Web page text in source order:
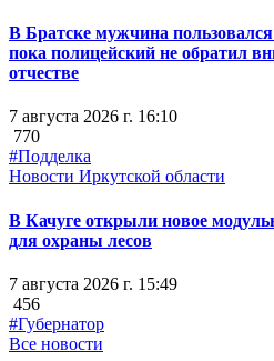
В Братске мужчина
пока полицейский не обратил
отчестве
7 августа 2026 г. 16:10
770
#Подделка
Новости Иркутской области
В Качуге открыли новое
для охраны лесов
7 августа 2026 г. 15:49
456
#Губернатор
Все новости